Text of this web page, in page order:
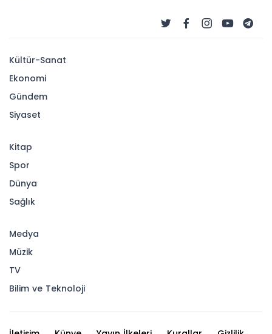
Kültür-Sanat
Ekonomi
Gündem
Siyaset
Kitap
Spor
Dünya
Sağlık
Medya
Müzik
TV
Bilim ve Teknoloji